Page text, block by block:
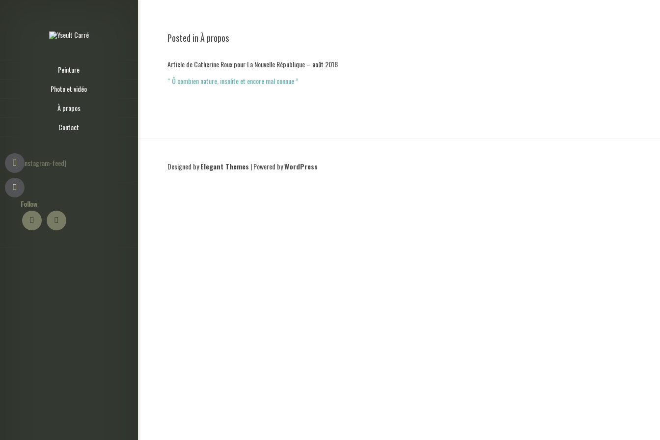
Peinture
Photo et vidéo
À propos
Contact
[instagram-feed]
Follow
Posted inÀ propos
Article de Catherine Roux pour La Nouvelle République – août 2018
“ Ô combien nature, insolite et encore mal connue ”
Designed byElegant Themes | Powered byWordPress